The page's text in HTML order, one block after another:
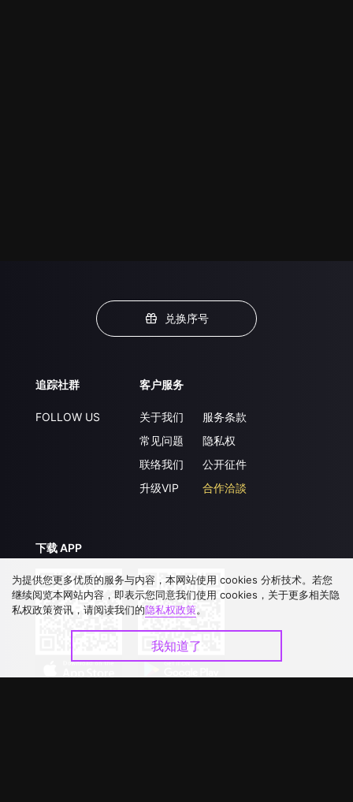
兑换序号
追踪社群
FOLLOW US
客户服务
关于我们
常见问题
联络我们
升级VIP
服务条款
隐私权
公开征件
合作洽談
下载 APP
为提供您更多优质的服务与内容，本网站使用 cookies 分析技术。若您
继续阅览本网站内容，即表示您同意我们使用 cookies，关于更多相关隐
私权政策资讯，请阅读我们的隐私权政策。
我知道了